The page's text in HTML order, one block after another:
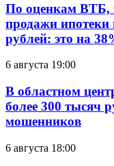
По оценкам ВТБ,
продажи ипотеки
рублей: это на
6 августа 19:00
В областном
более 300 тысяч
мошенников
6 августа 18:00